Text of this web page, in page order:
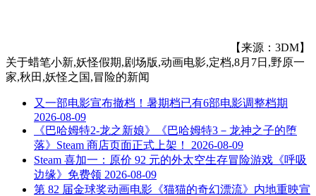
【来源：3DM】
关于蜡笔小新,妖怪假期,剧场版,动画电影,定档,8月7日,野原一
家,秋田,妖怪之国,冒险的新闻
又一部电影宣布撤档！暑期档已有6部电影调整档期
2026-08-09
《巴哈姆特2-龙之新娘》《巴哈姆特3－龙神之子的堕
落》Steam 商店页面正式上架！
2026-08-09
Steam 喜加一：原价 92 元的外太空生存冒险游戏《呼吸
边缘》免费领 2026-08-09
第 82 届金球奖动画电影《猫猫的奇幻漂流》内地重映宣